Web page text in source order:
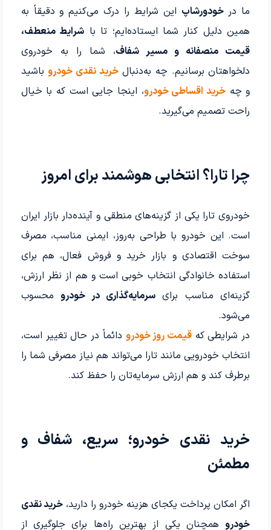
ما درخودورشاپ این شرایط را درک می‌کنیم و دقیقاً به
همین دلیل کنار شما ایستاده‌ایم؛ تا با شرایط منعطف،
قیمت منصفانه و مسیر شفاف، شما را به خودروی
دلخواهتان برسانیم. چه به‌دنبالخرید نقدی خودروباشید
و چهخرید اقساطی خودرو، اینجا جایی است که با خیال
راحت تصمیم می‌گیرید.
چرا تارا؟ انتخابی هوشمند برای امروز
خودروی تارا یکی از گزینه‌های منطقی و آینده‌دار بازار ایران
است. این خودرو با طراحی به‌روز، ایمنی مناسب، مصرف
سوخت اقتصادی و بازار خرید و فروش فعال، هم برای
استفاده خانوادگی انتخاب خوبی است و هم از نظر ارزش،
گزینه‌ای مناسب برایسرمایه‌گذاری در خودرومحسوب
می‌شود.
در شرایطی کهقیمت روز خودرو دائماً در حال تغییر است،
انتخاب خودرویی مانند تارا می‌تواند هم نیاز مصرفی شما را
برطرف کند و هم ارزش سرمایه‌تان را حفظ کند.
خرید نقدی خودرو؛ سریع، شفاف و
مطمئن
اگر امکان پرداخت یکجای هزینه خودرو را دارید،خرید نقدی
خودروهمچنان یکی از بهترین راه‌ها برای جلوگیری از